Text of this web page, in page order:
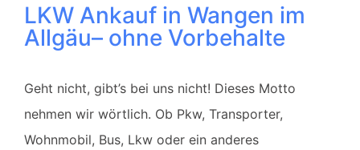
LKW Ankauf in Wangen im
Allgäu– ohne Vorbehalte
Geht nicht, gibt’s bei uns nicht! Dieses Motto
nehmen wir wörtlich. Ob Pkw, Transporter,
Wohnmobil, Bus, Lkw oder ein anderes